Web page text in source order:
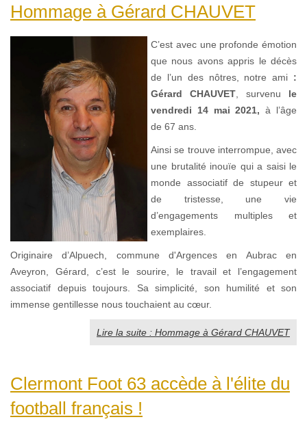
Hommage à Gérard CHAUVET
C’est avec une profonde émotion
que nous avons appris le décès
de l’un des nôtres, notre ami :
Gérard CHAUVET , survenu le
vendredi 14 mai 2021,à l’âge
de 67 ans.
Ainsi se trouve interrompue, avec
une brutalité inouïe qui a saisi le
monde associatif de stupeur et
de tristesse, une vie
d’engagements multiples et
exemplaires.
Originaire d’Alpuech, commune d'Argences en Aubrac en
Aveyron, Gérard, c’est le sourire, le travail et l’engagement
associatif depuis toujours. Sa simplicité, son humilité et son
immense gentillesse nous touchaient au cœur.
Lire la suite : Hommage à Gérard CHAUVET
Clermont Foot 63 accède à l'élite du
football français !